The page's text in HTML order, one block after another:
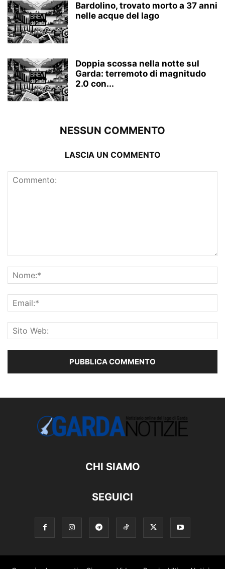
Bardolino, trovato morto a 37 anni
nelle acque del lago
Doppia scossa nella notte sul
Garda: terremoto di magnitudo
2.0 con...
NESSUN COMMENTO
LASCIA UN COMMENTO
CHI SIAMO
SEGUICI